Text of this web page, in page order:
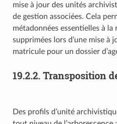
mise à jour des unités
de gestion associées. Cela
métadonnées essentielles à la
supprimées lors d’une mise à
matricule pour un dossier
19.2.2. Transposition
Des profils d’unité